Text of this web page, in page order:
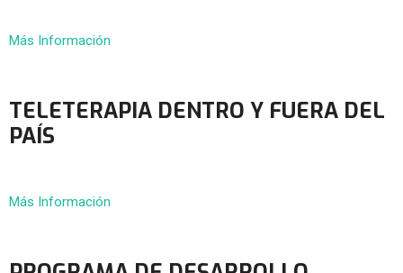
Más Información
TELETERAPIA DENTRO Y FUERA DEL
PAÍS
Más Información